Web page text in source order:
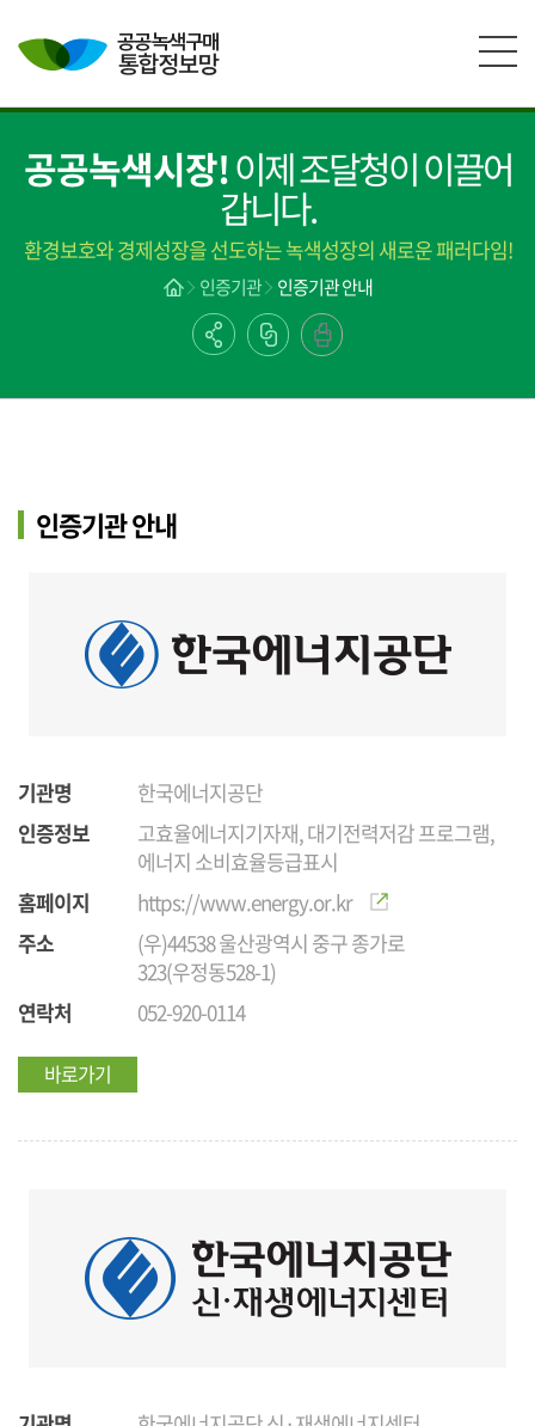
공공녹색시장!이제 조달청이 이끌어
갑니다.
환경보호와 경제성장을 선도하는 녹색성장의 새로운 패러다임!
인증기관 인증기관 안내
인증기관 안내
기관명
한국에너지공단
인증정보
고효율에너지기자재, 대기전력저감 프로그램,
에너지 소비효율등급표시
홈페이지
https://www.energy.or.kr
주소
(우)44538 울산광역시 중구 종가로
323(우정동528-1)
연락처
052-920-0114
바로가기